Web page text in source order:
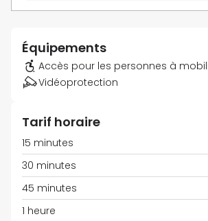
Équipements
Accès pour les personnes à
Vidéoprotection
Tarif horaire
15 minutes
30 minutes
45 minutes
1 heure